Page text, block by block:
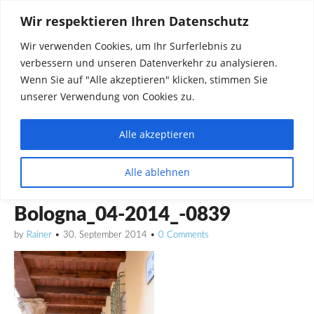
Wir respektieren Ihren Datenschutz
Wir verwenden Cookies, um Ihr Surferlebnis zu
verbessern und unseren Datenverkehr zu analysieren.
Wenn Sie auf "Alle akzeptieren" klicken, stimmen Sie
unserer Verwendung von Cookies zu.
Alle ablehnen
Alle akzeptieren
Rainer in Krawickel
Dinge die mich interessieren diskutieren
Bologna_04-2014_-0839
by Rainer • 30. September 2014 • 0 Comments